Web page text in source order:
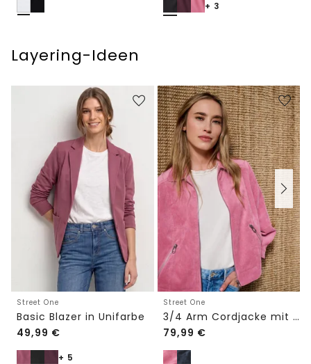
+ 3
Layering-Ideen
Street One
Basic Blazer in Unifarbe
49,99 €
+ 5
Street One
3/4 Arm Cordjacke mit Hemdkragen
79,99 €